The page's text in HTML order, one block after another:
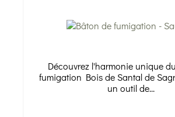
Découvrez l'harmonie unique
fumigation Bois de Santal de
un outil de...